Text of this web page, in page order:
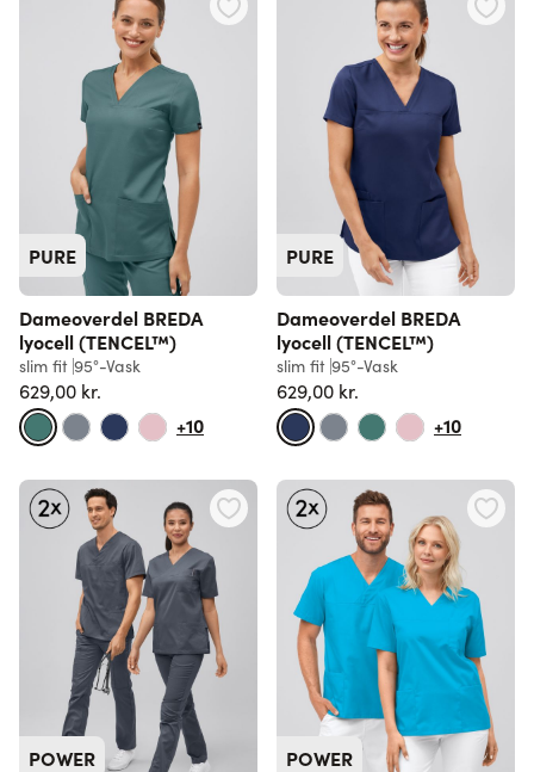
PURE
Dameoverdel BREDA
lyocell (TENCEL™)
slim fit 95°-Vask
629,00 kr.
+10
PURE
Dameoverdel BREDA
lyocell (TENCEL™)
slim fit 95°-Vask
629,00 kr.
+10
POWER POWER